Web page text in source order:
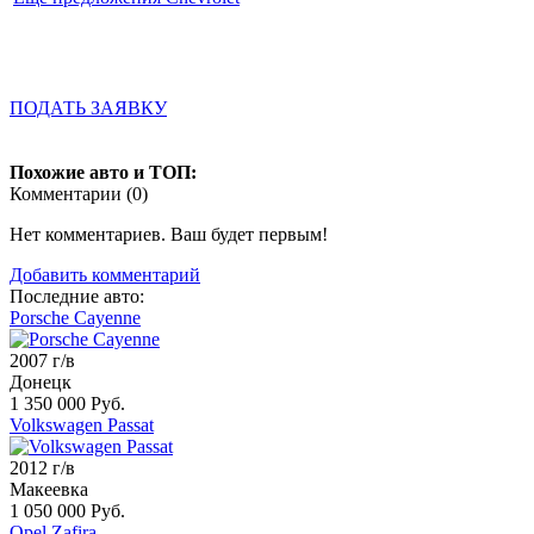
ПОДАТЬ ЗАЯВКУ
Похожие авто и ТОП:
Комментарии (0)
Нет комментариев. Ваш будет первым!
Добавить комментарий
Последние авто:
Porsche Cayenne
2007 г/в
Донецк
1 350 000 Руб.
Volkswagen Passat
2012 г/в
Макеевка
1 050 000 Руб.